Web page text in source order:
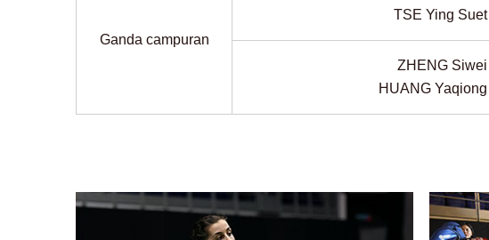
Ganda campuran
TSE Ying Suet
ZHENG Siwei
HUANG Yaqiong